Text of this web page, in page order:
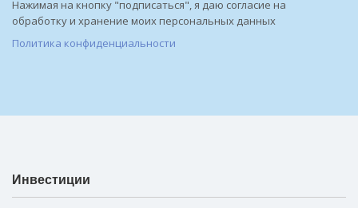
Нажимая на кнопку "подписаться", я даю согласие на
обработку и хранение моих персональных данных
Политика конфиденциальности
Инвестиции